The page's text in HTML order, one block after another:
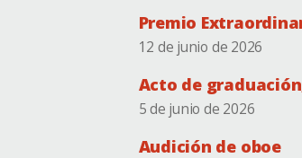
Premio
12 de junio de 2026
Acto de
5 de junio de 2026
Audición de oboe